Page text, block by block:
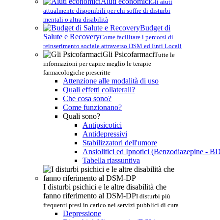
Gli aiuti
attualmente disponibili per chi soffre di disturbi
mentali o altra disabilità
Budget di
Salute e RecoveryCome facilitare i percorsi di
reinserimento sociale attraverso DSM ed Enti Locali
Gli PsicofarmaciTutte le
informazioni per capire meglio le terapie
farmacologiche prescritte
Attenzione alle modalità di uso
Quali effetti collaterali?
Che cosa sono?
Come funzionano?
Quali sono?
Antipsicotici
Antidepressivi
Stabilizzatori dell'umore
Ansiolitici ed Ipnotici (Benzodiazepine -
Tabella riassuntiva
I disturbi psichici e le altre disabilità che
fanno riferimento al DSM-DPI disturbi più
frequenti presi in carico nei servizi pubblici di cura
Depressione